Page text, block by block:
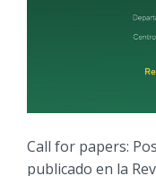
Call for papers:
publicado en la